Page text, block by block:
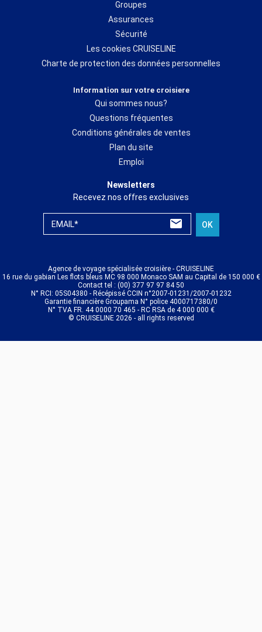
Groupes
Assurances
Sécurité
Les cookies CRUISELINE
Charte de protection des données personnelles
Information sur votre croisiere
Qui sommes nous?
Questions fréquentes
Conditions générales de ventes
Plan du site
Emploi
Newsletters
Recevez nos offres exclusives
EMAIL* OK
Agence de voyage spécialisée croisière - CRUISELINE
16 rue du gabian Les flots bleus MC 98 000 Monaco SAM au Capital de 150 000 €
Contact tel : (00) 377 97 97 84 50
N° RCI: 05S04380 - Récépissé CCIN n°2007-01231/2007-01232
Garantie financière Groupama N° police 4000717380/0
N° TVA FR. 44 0000 70 465 - RC RSA de 4 000 000 €
© CRUISELINE 2026 - all rights reserved